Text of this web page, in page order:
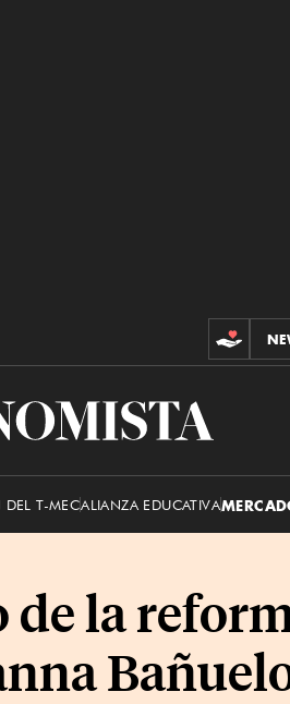
DEL T-MECALIANZA EDUCATIVA
de la